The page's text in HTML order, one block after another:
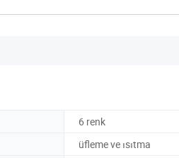
6 renk
üfleme ve ısıtma